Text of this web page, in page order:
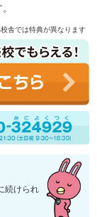
舎では特典が異なります
続けられ